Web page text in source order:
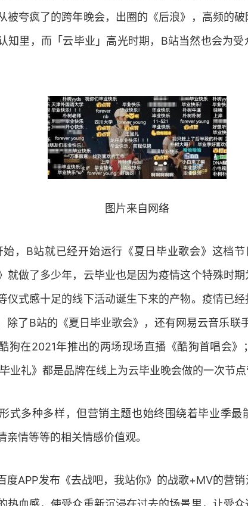
被夸疯了的跨年晚会，出圈的《后浪》，高频的
知里，而「云毕业」高光时期，B站当然也会为
图片来自网络
，B站就已经开始运行《夏日毕业歌会》这档
就做了多少年，云毕业也是因为疫情这个特殊时
仪式感十足的线下活动诞生下来的产物。疫情已
除了B站的《夏日毕业歌会》，还有网易云音乐联
狗在2021年推出的两场现场直播《酷狗首唱会》
业礼》都是品牌在线上为云毕业晚会做的一次节点
式多种多样，但营销主题也始终围绕着毕业季最
亲情等等的相关情感价值观。
度APP发布《去战吧，我站你》的战歌+MV的营